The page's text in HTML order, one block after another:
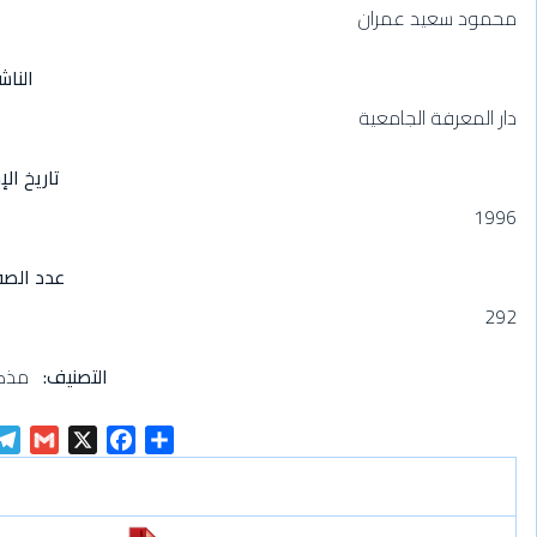
محمود سعيد عمران
دار المعرفة الجامعية
تاريخ
1996
عدد
292
التصنيف
S
h
r
F
a
e
X
G
m
i